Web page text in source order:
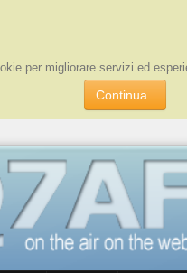
per migliorare servizi ed
Continua..